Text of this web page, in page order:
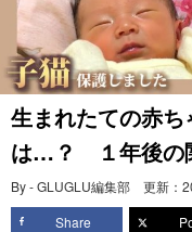
生まれたての赤
は…？ １年後の
By - GLUGLU編集部 更新：
Share